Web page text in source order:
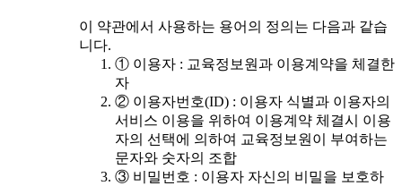
이 약관에서 사용하는 용어의 정의는 다음과 같습
니다.
① 이용자 : 교육정보원과 이용계약을 체결한
자
② 이용자번호(ID) : 이용자 식별과 이용자의
서비스 이용을 위하여 이용계약 체결시 이용
자의 선택에 의하여 교육정보원이 부여하는
문자와 숫자의 조합
③ 비밀번호 : 이용자 자신의 비밀을 보호하